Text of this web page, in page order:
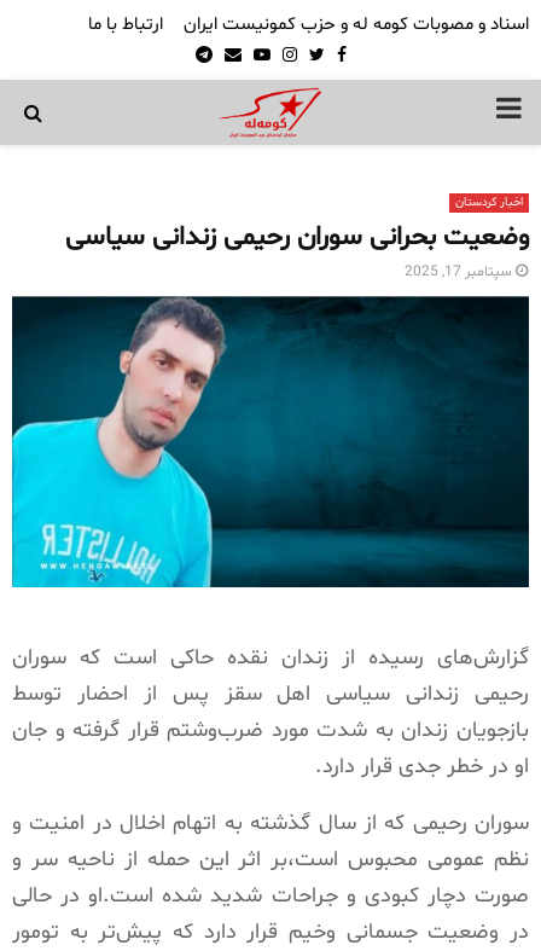
اسناد و مصوبات کومه له و حزب کمونیست ایران ارتباط با ما
Facebook
Twitter
Instagram
Youtube
Email
Telegram
PRIMARY
اخبار کردستان
وضعیت بحرانی سوران رحیمی زندانی سیاسی
سپتامبر 17, 2025
گزارش‌های رسیده از زندان نقده حاکی است که سوران
رحیمی زندانی سیاسی اهل سقز پس از احضار توسط
بازجویان زندان به شدت مورد ضرب‌وشتم قرار گرفته و جان
او در خطر جدی قرار دارد.
سوران رحیمی که از سال گذشته به اتهام اخلال در امنیت و
نظم عمومی محبوس است،بر اثر این حمله از ناحیه سر و
صورت دچار کبودی و جراحات شدید شده است.او در حالی
در وضعیت جسمانی وخیم قرار دارد که پیش‌تر به تومور